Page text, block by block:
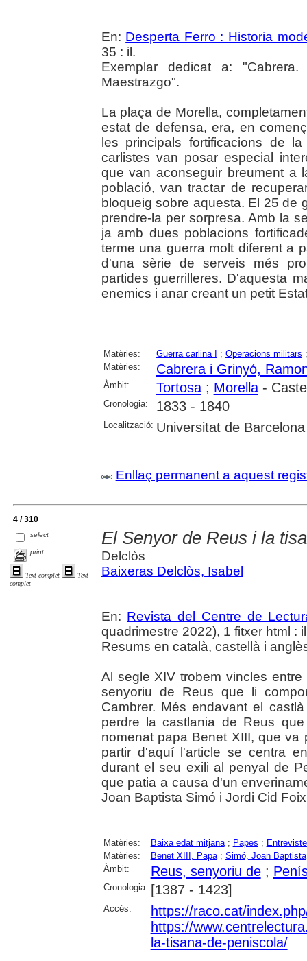
En: Desperta Ferro : Historia
35 : il.
Exemplar dedicat a:
Maestrazgo".
La plaça de Morella,
estat de defensa, era, en
les principals fortificacions de
carlistes van posar especial
que van aconseguir breument a
població, van tractar de
bloqueig sobre aquesta. El 25 de
prendre-la per sorpresa. Amb la
ja amb dues poblacions
terme una guerra molt diferent a
d'una sèrie de serveis més
partides guerrilleres. D'aquesta
enemics i anar creant un petit
Matèries: Guerra carlina I ; Operacions militars
Matèries:
Cabrera i Grinyó,
Àmbit: Tortosa; Morella-
Cronologia: 1833 - 1840
Localització: Universitat de Barcelona
Enllaç permanent a aquest
4 / 310
select
print
Text complet
Text
complet
El Senyor de Reus i la
Delclòs
Baixeras Delclòs, Isabel
En: Revista del Centre de
quadrimestre 2022), 1 fitxer html :
Resums en català, castellà i
Al segle XIV trobem vincles
senyoriu de Reus que li
Cambrer. Més endavant el
perdre la castlania de Reus
nomenat papa Benet XIII, que
partir d'aquí l'article se centra
durant el seu exili al penyal de
que patia a causa d'un
Joan Baptista Simó i Jordi Cid
Matèries: Baixa edat mitjana; Papes ;
Matèries:
Benet XIII, Papa; Simó, Joan Baptista
Àmbit:
Reus, senyoriu de;
Cronologia: [1387 - 1423]
Accés:
https://raco.cat/
https://
la-tisana-de-peniscola/